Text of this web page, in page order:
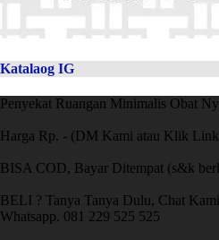
Katalaog IG
Penyekat Ruangan Minimalis Obat
Harga Rp. - (DM Kami atau Klik
BISA COD, Bayar Ditempat (s&k
BELI ? Tanya Tanya Dulu, Chat
Whatsapp. 081 229 525 525